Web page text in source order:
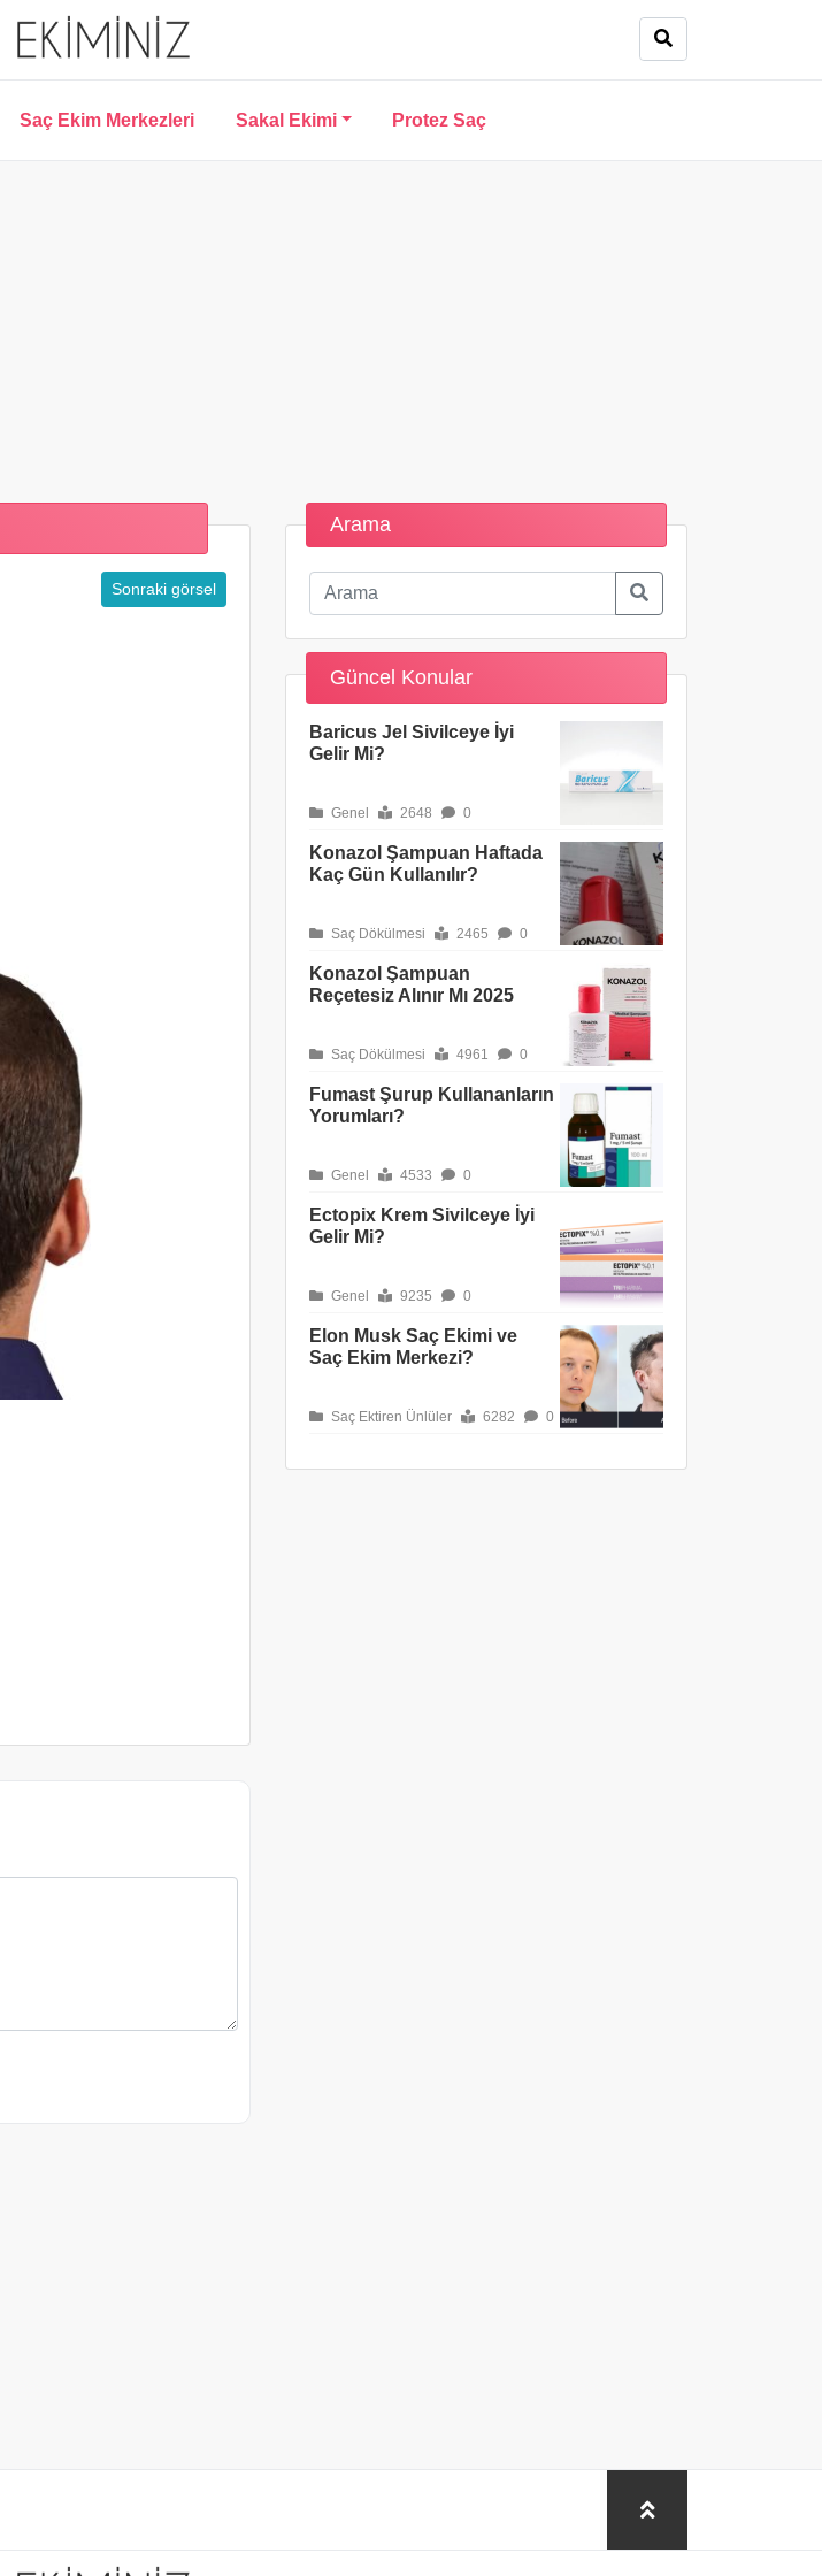
Saç Ekim Merkezleri Sakal Ekimi Protez Saç
Sonraki görsel
Arama
Güncel Konular
Baricus Jel Sivilceye İyi
Gelir Mi?
Genel 2648 0
Konazol Şampuan Haftada
Kaç Gün Kullanılır?
Saç Dökülmesi 2465 0
Konazol Şampuan
Reçetesiz Alınır Mı 2025
Saç Dökülmesi 4961 0
Fumast Şurup Kullananların
Yorumları?
Genel 4533 0
Ectopix Krem Sivilceye İyi
Gelir Mi?
Genel 9235 0
Elon Musk Saç Ekimi ve
Saç Ekim Merkezi?
Saç Ektiren Ünlüler 6282 0